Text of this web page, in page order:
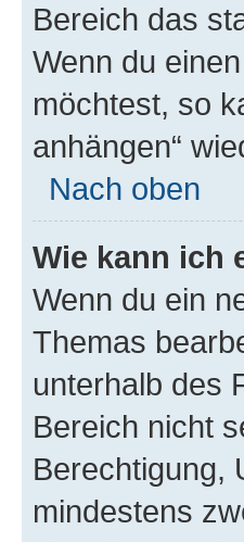
Bereich das
Wenn du
möchtest, so
anhängen“
Nach oben
Wie kann ich
Wenn du ein
Themas
unterhalb des
Bereich nicht
Berechtigung,
mindestens